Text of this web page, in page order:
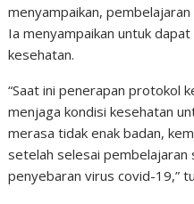
menyampaikan,
Ia menyampaikan untuk
kesehatan.
“Saat ini penerapan protokol
menjaga kondisi kesehatan
merasa tidak enak badan,
setelah selesai
penyebaran virus covid-19,”